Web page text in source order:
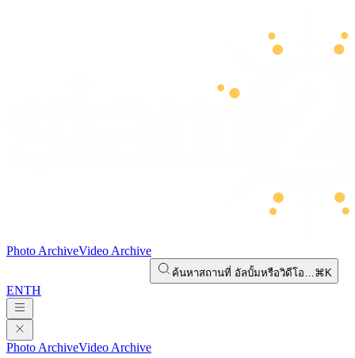
Photo ArchiveVideo Archive
ค้นหาสถานที่ อัลบั้มหรือวิดีโอ…⌘K
ENTH
Photo ArchiveVideo Archive